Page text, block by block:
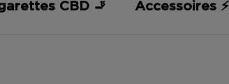
CBD 🚬 Accessoires ⚡️